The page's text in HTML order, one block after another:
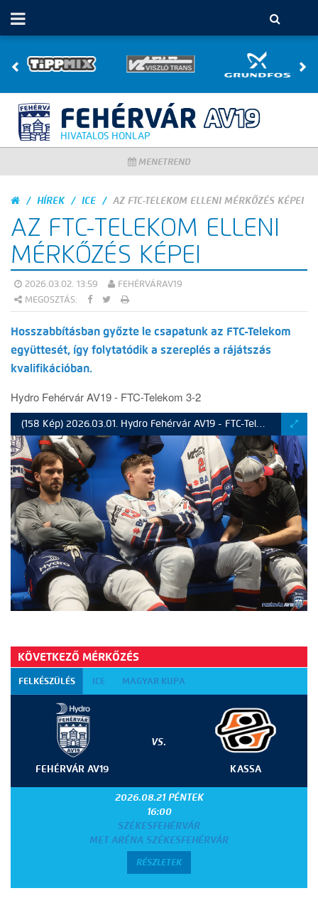
HIVATALOS HONLAP
MENETREND
HÍREK ICE AZ FTC-TELEKOM ELLENI MÉRKŐZÉS KÉPEI
AZ FTC-TELEKOM ELLENI
MÉRKŐZÉS KÉPEI
2026.03.02. 13:59
FEHÉRVÁRAV19
MEGOSZTÁS:
Hosszabbításban győzte le csapatunk az FTC-Telekom
együttesét, így folytatódik a szereplés a rájátszás
kvalifikációban.
Hydro Fehérvár AV19 - FTC-Telekom 3-2
(158 Kép) 2026.03.01. Hydro Fehérvár AV19 - FTC-Telekom
KÖVETKEZŐ MÉRKŐZÉS
FELKÉSZÜLÉS ICE MAGYAR KUPA
FEHÉRVÁR AV19
VS.
KASSA
2026.08.21 PÉNTEK
16:00
SZÉKESFEHÉRVÁR
MET ARÉNA SZÉKESFEHÉRVÁR
RÉSZLETEK